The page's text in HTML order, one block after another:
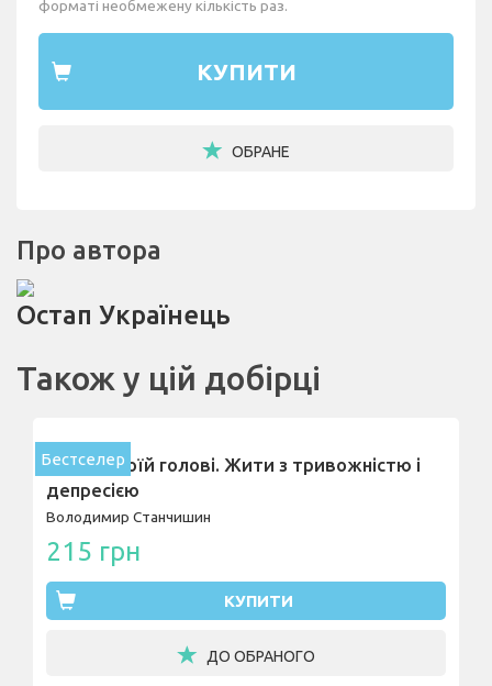
форматі необмежену кількість раз.
КУПИТИ
ОБРАНЕ
Про автора
Остап Українець
Також у цій добірці
Стіни в моїй голові. Жити з тривожністю і
депресією
Володимир Станчишин
215 грн
Бестселер
КУПИТИ
ДО ОБРАНОГО